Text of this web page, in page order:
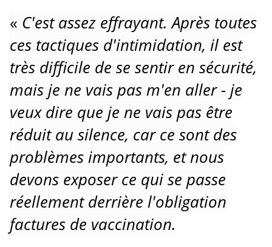
« C'est assez effrayant.Après toutes
ces tactiques d'intimidation, il est
très difficile de se sentir en sécurité,
mais je ne vais pas m'en aller - je
veux dire que je ne vais pas être
réduit au silence, car ce sont des
problèmes importants, et nous
devons exposer ce qui se passe
réellement derrière l'obligation
factures de vaccination.